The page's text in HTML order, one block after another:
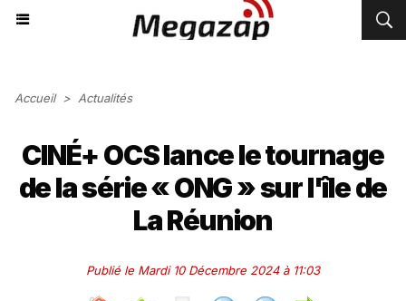
Accueil > Actualités
CINÉ+ OCS lance le tournage
de la série « ONG » sur l'île de
La Réunion
Publié le Mardi 10 Décembre 2024 à 11:03